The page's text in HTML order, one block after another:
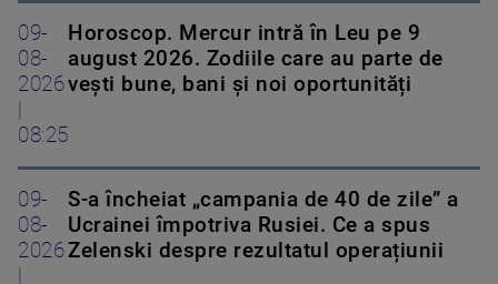
09-
08-
2026
08:25
Horoscop. Mercur intră în Leu pe 9
august 2026. Zodiile care au parte de
vești bune, bani și noi oportunități
09-
08-
2026
S-a încheiat „campania de 40 de zile” a
Ucrainei împotriva Rusiei. Ce a spus
Zelenski despre rezultatul operațiunii